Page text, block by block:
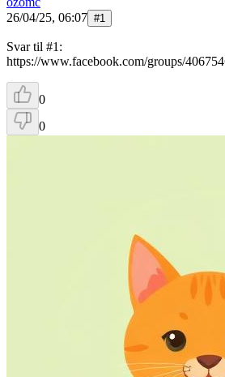
26/04/25, 06:07 #1
Svar til #1:
https://www.facebook.com/groups/
0
0